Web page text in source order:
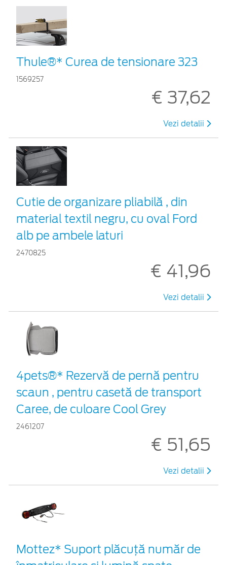
Thule®* Curea de tensionare 323
1569257
€ 37,62
Vezi detalii
Cutie de organizare pliabilă , din
material textil negru, cu oval Ford
alb pe ambele laturi
2470825
€ 41,96
Vezi detalii
4pets®* Rezervă de pernă pentru
scaun , pentru casetă de transport
Caree, de culoare Cool Grey
2461207
€ 51,65
Vezi detalii
Mottez* Suport plăcuță număr de